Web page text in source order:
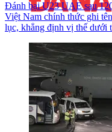
Đánh bại U23 UAE sau
Việt Nam chính thức ghi
lục, khẳng định vị thế